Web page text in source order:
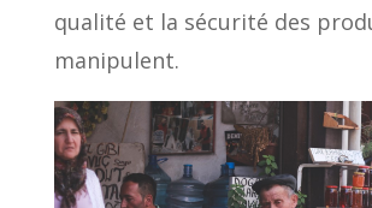
qualité et la sécurité des
manipulent.